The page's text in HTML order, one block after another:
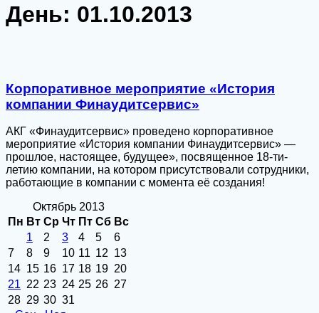
День: 01.10.2013
Корпоративное мероприятие «История
компании Финаудитсервис»
АКГ «Финаудитсервис» проведено корпоративное
мероприятие «История компании Финаудитсервис» —
прошлое, настоящее, будущее», посвященное 18-ти-
летию компании, на котором присутствовали сотрудники,
работающие в компании с момента её создания!
Октябрь 2013
Пн Вт Ср Чт Пт Сб Вс
1
2 3 4 5
6
7
8 9 10 11 12 13
14 15 16 17 18 19 20
21 22 23 24 25 26 27
28 29 30 31